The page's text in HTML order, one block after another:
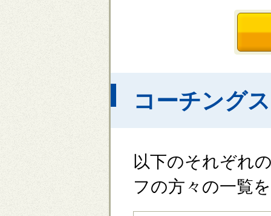
コーチング
以下のそれぞれ
フの方々の一覧